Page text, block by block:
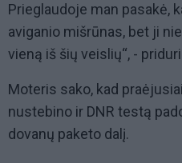
Prieglaudoje man pasakė,
aviganio mišrūnas, bet ji
vieną iš šių veislių“, -
Moteris sako, kad
nustebino ir DNR testą
dovanų paketo dalį.